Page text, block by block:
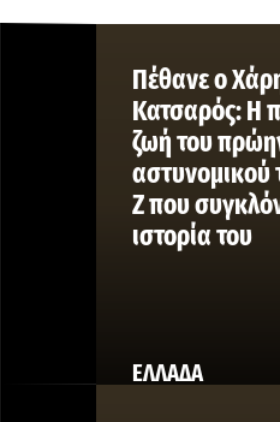
ΕΛΛΑΔΑ
Πέθανε ο
Κατσαρός: Η
ζωή του
αστυνομικού
Ζ που
ιστορία του